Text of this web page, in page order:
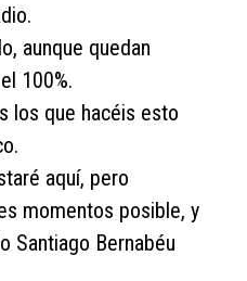
aunque quedan
100%.
los que hacéis esto
aquí, pero
momentos posible, y
Santiago Bernabéu